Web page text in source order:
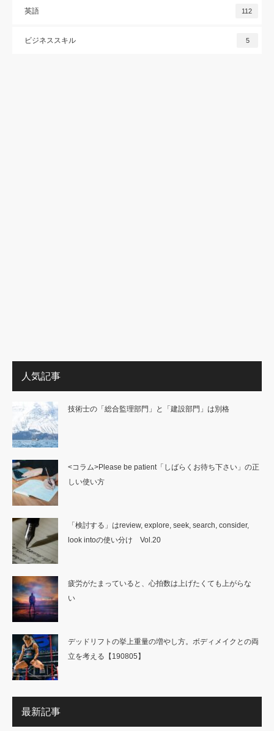
英語 112
ビジネススキル 5
人気記事
技術士の「総合監理部門」と「建設部門」は別格
<コラム>Please be patient「しばらくお待ち下さい」の正
しい使い方
「検討する」はreview, explore, seek, search, consider,
look intoの使い分け Vol.20
疲労がたまっていると、心拍数は上げたくても上がらな
い
デッドリフトの挙上重量の増やし方。ボディメイクとの両
立を考える【190805】
最新記事